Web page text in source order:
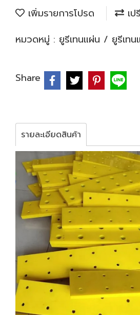
เพิ่มรายการโปรด
เ
หมวดหมู่ : ยูรีเทนแผ่น / ยูรีเทน
Share
รายละเอียดสินค้า